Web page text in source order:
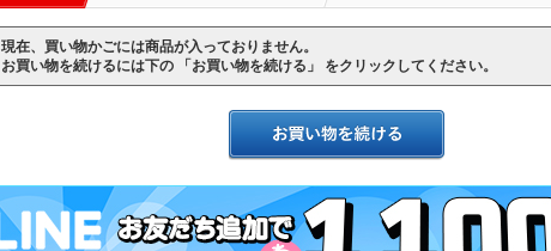
現在、買い物かごには商品が入っておりません。
お買い物を続けるには下の 「お買い物を続ける」 をクリックしてください。